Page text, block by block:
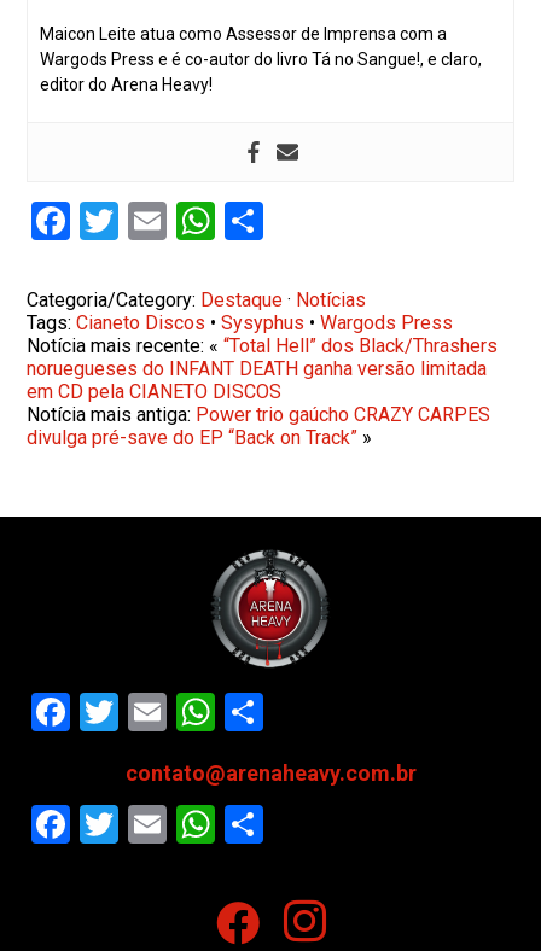
Maicon Leite atua como Assessor de Imprensa com a
Wargods Press e é co-autor do livro Tá no Sangue!, e claro,
editor do Arena Heavy!
Facebook
Twitter
EmailWhatsApp
Categoria/Category: Destaque · Notícias
Tags:Cianeto Discos •Sysyphus •Wargods Press
Notícia mais recente: «“Total Hell” dos Black/Thrashers
noruegueses do INFANT DEATH ganha versão limitada
em CD pela CIANETO DISCOS
Notícia mais antiga: Power trio gaúcho CRAZY CARPES
divulga pré-save do EP “Back on Track” »
Facebook
Twitter
EmailWhatsApp
contato@arenaheavy.com.br
Facebook
Twitter
EmailWhatsApp